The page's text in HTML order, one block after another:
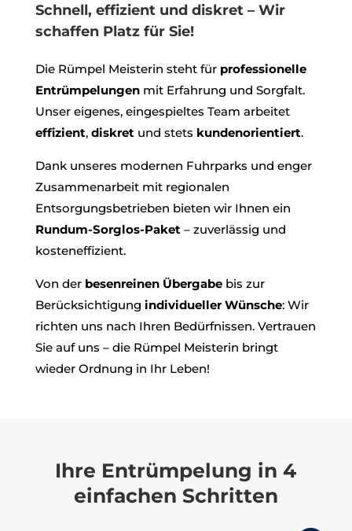
Schnell, effizient und diskret – Wir
schaffen Platz für Sie!
Die Rümpel Meisterin steht für professionelle
Entrümpelungenmit Erfahrung und Sorgfalt.
Unser eigenes, eingespieltes Team arbeitet
effizient, diskretund stets kundenorientiert.
Dank unseres modernen Fuhrparks und enger
Zusammenarbeit mit regionalen
Entsorgungsbetrieben bieten wir Ihnen ein
Rundum-Sorglos-Paket– zuverlässig und
kosteneffizient.
Von der besenreinen Übergabebis zur
Berücksichtigung individueller Wünsche: Wir
richten uns nach Ihren Bedürfnissen. Vertrauen
Sie auf uns – die Rümpel Meisterin bringt
wieder Ordnung in Ihr Leben!
Ihre Entrümpelung in 4
einfachen Schritten